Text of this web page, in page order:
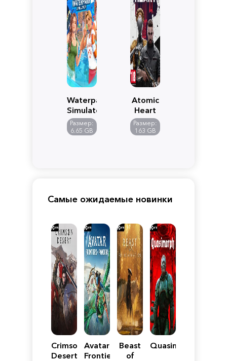
Waterpark
Simulator
Размер:
6.65 GB
Atomic
Heart
Размер:
163 GB
Самые ожидаемые новинки
Crimson
Desert
Avatar:
Frontiers
Beast
of
Quasimorph